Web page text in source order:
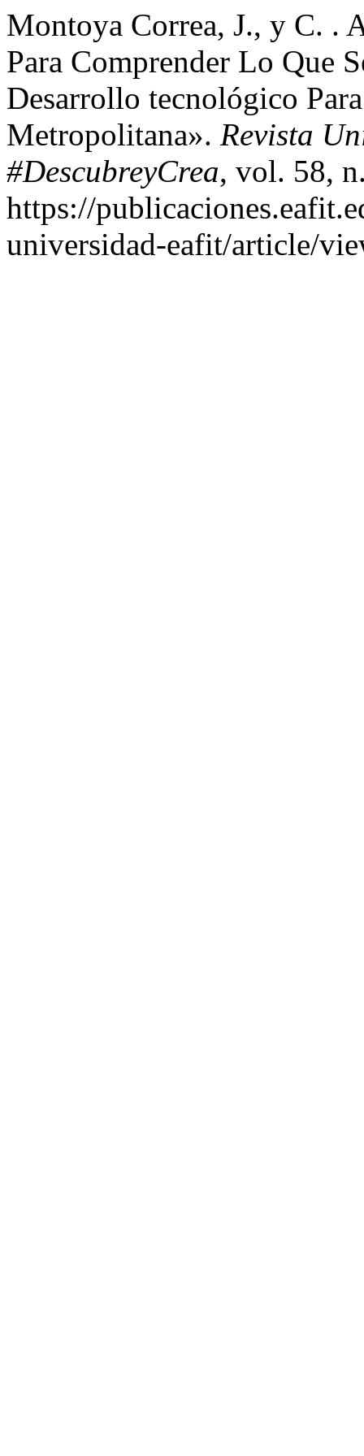
Montoya Corre​a​, J., y C. .
Para Comprender Lo Que
Desarrollo tecnológico
Metropolitana». Revista
#DescubreyCrea, vol. 58,
https://
universidad-eafit/article/